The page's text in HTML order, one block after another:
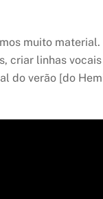
muito
criar linhas
do verão [do